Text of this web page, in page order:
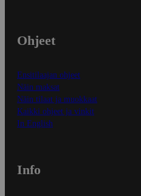
Ohjeet
Ensitilaajan ohjeet
Näin maksat
Näin tilaat ja muokkaat
Kaikki ohjeet ja vinkit
In English
Info